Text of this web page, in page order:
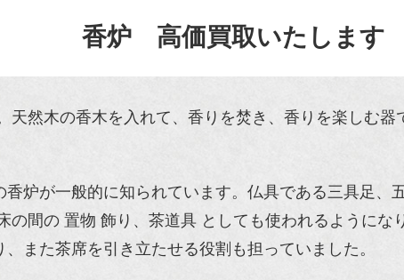
香炉 高価買取いたします
然木の香木を入れて、香りを焚き、香りを楽しむ器
炉が一般的に知られています。仏具である三具足、
の間の 置物 飾り、茶道具 としても使われるようにな
また茶席を引き立たせる役割も担っていました。